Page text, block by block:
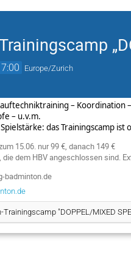
Europe/Zurich
–
– u.v.m.
das Trainingscamp ist
15.06. nur 99 €, danach 149 €
dem HBV angeschlossen sind.
badminton.de
Trainingscamp "DOPPEL/MIXED